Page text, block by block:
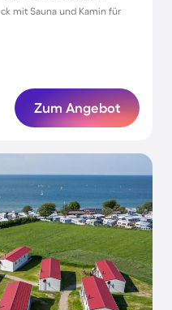
mit Sauna und Kamin für
Zum Angebot